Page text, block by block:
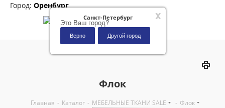
x
Санкт-Петербург
Это Ваш город?
Верно Другой город
Город: Оренбург
Флок
Главная - Каталог - МЕБЕЛЬНЫЕ ТКАНИ SALE - Флок